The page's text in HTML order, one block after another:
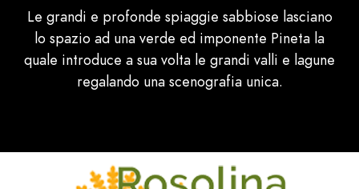
Le grandi e profonde spiaggie sabbiose lasciano
lo spazio ad una verde ed imponente Pineta la
quale introduce a sua volta le grandi valli e lagune
regalando una scenografia unica.